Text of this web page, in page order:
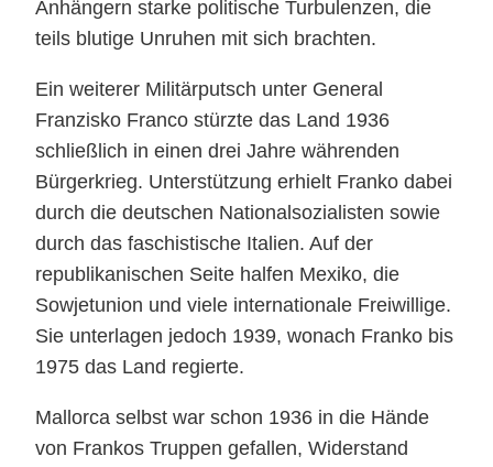
Anhängern starke politische Turbulenzen, die
teils blutige Unruhen mit sich brachten.
Ein weiterer Militärputsch unter General
Franzisko Franco stürzte das Land 1936
schließlich in einen drei Jahre währenden
Bürgerkrieg. Unterstützung erhielt Franko dabei
durch die deutschen Nationalsozialisten sowie
durch das faschistische Italien. Auf der
republikanischen Seite halfen Mexiko, die
Sowjetunion und viele internationale Freiwillige.
Sie unterlagen jedoch 1939, wonach Franko bis
1975 das Land regierte.
Mallorca selbst war schon 1936 in die Hände
von Frankos Truppen gefallen, Widerstand